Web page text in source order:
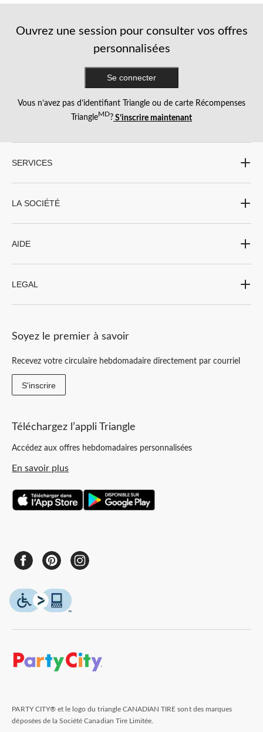
Ouvrez une session pour consulter vos offres
personnalisées
Se connecter
Vous n’avez pas d’identifiant Triangle ou de carte Récompenses
TriangleMD? S’inscrire maintenant
SERVICES
LA SOCIÉTÉ
AIDE
LEGAL
Soyez le premier à savoir
Recevez votre circulaire hebdomadaire directement par courriel
S'inscrire
Téléchargez l’appli Triangle
Accédez aux offres hebdomadaires personnalisées
En savoir plus
PARTY CITY® et le logo du triangle CANADIAN TIRE sont des marques
déposées de la Société Canadian Tire Limitée.